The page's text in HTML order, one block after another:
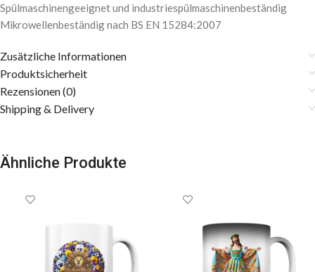
Spülmaschinengeeignet und industriespülmaschinenbeständig
Mikrowellenbeständig nach BS EN 15284:2007
Zusätzliche Informationen
Produktsicherheit
Rezensionen (0)
Shipping & Delivery
Ähnliche Produkte